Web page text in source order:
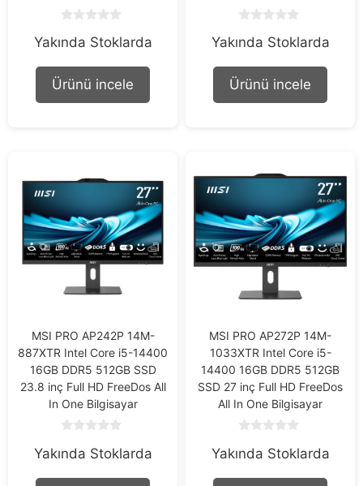
o
t
f
Yakında Stoklarda
Ürünü incele
o
t
f
Yakında Stoklarda
Ürünü incele
MSI PRO AP242P 14M-
887XTR Intel Core i5-14400
16GB DDR5 512GB SSD
23.8 inç Full HD FreeDos All
In One Bilgisayar
o
t
Yakında Stoklarda
MSI PRO AP272P 14M-
1033XTR Intel Core i5-
14400 16GB DDR5 512GB
SSD 27 inç Full HD FreeDos
All In One Bilgisayar
o
t
Yakında Stoklarda